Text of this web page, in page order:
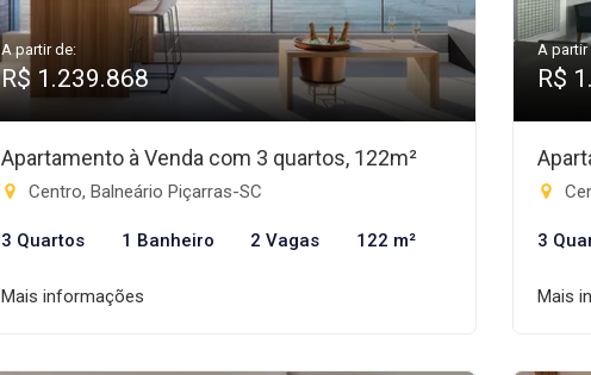
A partir de:
R$ 1.239.868
Apartamento à Venda com 3 quartos, 122m²
Centro, Balneário Piçarras-SC
3 Quartos 1 Banheiro 2 Vagas 122 m²
Mais informações
A partir
R$
3
Mais